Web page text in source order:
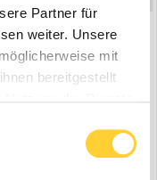
Partner für
weiter. Unsere
mit
bereitgestellt
(sammeln).
üben und
hinplanieren... Übung
bei einer etwas